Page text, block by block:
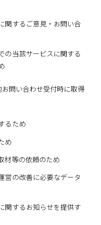
関するご意見・お問い合
の当該サービスに関する
問い合わせ受付時に取得
るため
め
材等の依頼のため
営の改善に必要なデータ
関するお知らせを提供す